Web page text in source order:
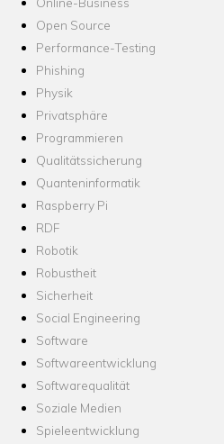
Open Source
Performance-Testing
Phishing
Physik
Privatsphäre
Programmieren
Qualitätssicherung
Quanteninformatik
Raspberry Pi
RDF
Robotik
Robustheit
Sicherheit
Social Engineering
Software
Softwareentwicklung
Softwarequalität
Soziale Medien
Spieleentwicklung